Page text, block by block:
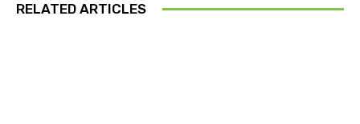
RELATED ARTICLES